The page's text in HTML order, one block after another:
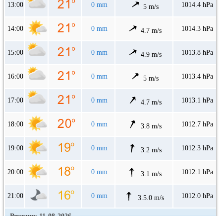
13:00 0 mm 5 m/s 1014.4 hPa
14:00 0 mm 4.7 m/s 1014.3 hPa
15:00 0 mm 4.9 m/s 1013.8 hPa
16:00 0 mm 5 m/s 1013.4 hPa
17:00 0 mm 4.7 m/s 1013.1 hPa
18:00 0 mm 3.8 m/s 1012.7 hPa
19:00 0 mm 3.2 m/s 1012.3 hPa
20:00 0 mm 3.1 m/s 1012.1 hPa
21:00 0 mm 3.5.0 m/s 1012.0 hPa